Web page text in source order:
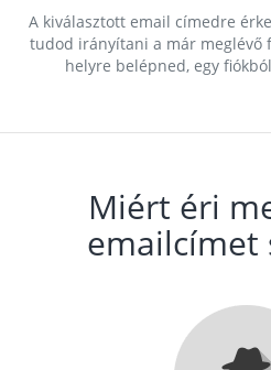
A kiválasztott email címedre
tudod irányítani a már meglévő
helyre belépned, egy
Miért éri
emailcímet